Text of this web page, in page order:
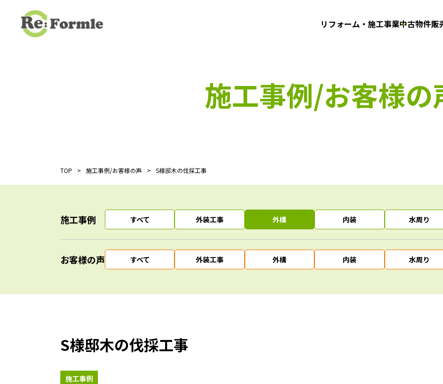
リフォーム・施工事業中古物件
施工事例/お客様の
TOP 施工事例/お客様の声 S様邸木の伐採工事
施工事例 すべて 外装工事 外構 内装 水周り
お客様の声 すべて 外装工事 外構 内装 水周り
S様邸木の伐採工事
施工事例